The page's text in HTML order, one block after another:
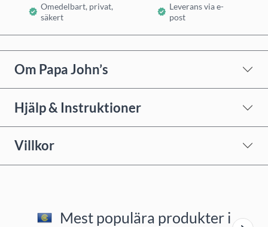
Omedelbart, privat,
säkert
Leverans via e-
post
Om Papa John’s
Hjälp & Instruktioner
Villkor
Mest populära produkter i